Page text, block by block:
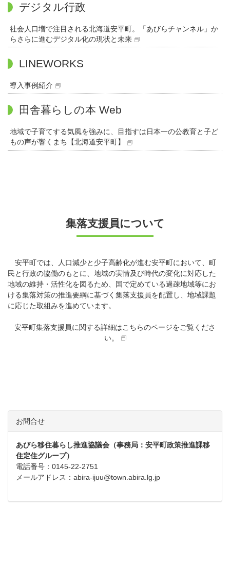
デジタル行政
社会人口増で注目される北海道安平町。「あびらチャンネル」か
らさらに進むデジタル化の現状と未来
LINEWORKS
導入事例紹介
田舎暮らしの本 Web
地域で子育てする気風を強みに、目指すは日本一の公教育と子ど
もの声が響くまち【北海道安平町】
集落支援員について
安平町では、人口減少と少子高齢化が進む安平町において、町
民と行政の協働のもとに、地域の実情及び時代の変化に対応した
地域の維持・活性化を図るため、国で定めている過疎地域等にお
ける集落対策の推進要綱に基づく集落支援員を配置し、地域課題
に応じた取組みを進めています。
安平町集落支援員に関する詳細はこちらのページをご覧くださ
い。
お問合せ
あびら移住暮らし推進協議会（事務局：安平町政策推進課移
住定住グループ）
電話番号：0145-22-2751
メールアドレス：abira-ijuu@town.abira.lg.jp